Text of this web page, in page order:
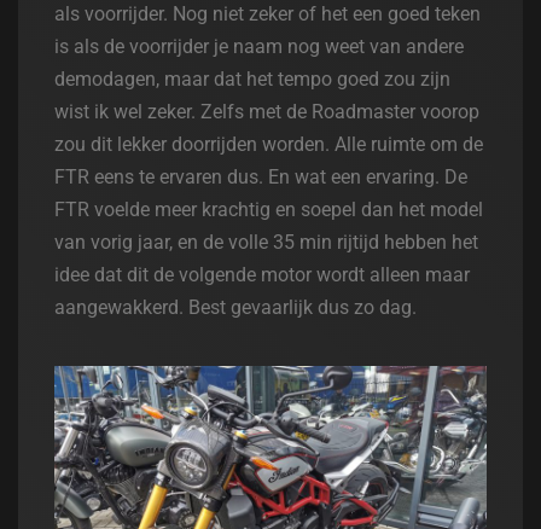
als voorrijder. Nog niet zeker of het een goed teken
is als de voorrijder je naam nog weet van andere
demodagen, maar dat het tempo goed zou zijn
wist ik wel zeker. Zelfs met de Roadmaster voorop
zou dit lekker doorrijden worden. Alle ruimte om de
FTR eens te ervaren dus. En wat een ervaring. De
FTR voelde meer krachtig en soepel dan het model
van vorig jaar, en de volle 35 min rijtijd hebben het
idee dat dit de volgende motor wordt alleen maar
aangewakkerd. Best gevaarlijk dus zo dag.